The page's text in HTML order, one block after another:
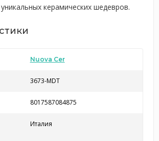
керамических шедевров.
Nuova Cer
3673-MDT
8017587084875
Италия